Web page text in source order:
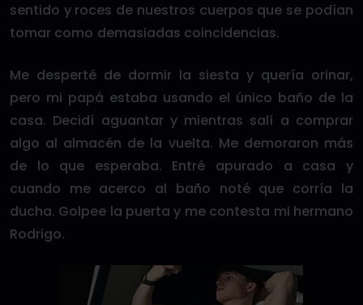
sentido y roces de nuestros cuerpos que se podían
tomar como demasiadas coincidencias.
Me desperté de dormir la siesta y quería orinar,
pero mi papá estaba usando el único baño de la
casa. Decidí aguantar y mientras salí a comprar
algo al almacén de la vuelta. Me demoraron más
de lo que esperaba. Entré apurado a casa y
cuando me acerco al baño noté que corría la
ducha. Golpee la puerta y me contesta mi hermano
Rodrigo.